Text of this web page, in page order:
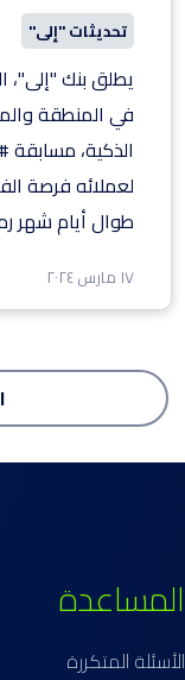
تحديثات "إلى"
يطلق بنك "إلى"،
في المنطقة
الذكية، مسابقة
لعملائه فرصة
طوال أيام شهر
١٧ مارس ٢٠٢٤
المساعدة
الأسئلة المتكررة